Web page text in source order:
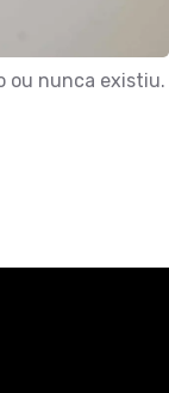
ou nunca existiu.